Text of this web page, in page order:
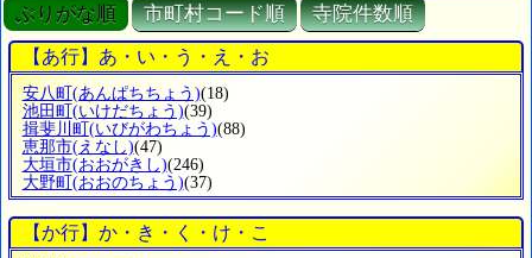
ぶりがな順 市町村コード順 寺院件数順
【あ行】あ・い・う・え・お
安八町 (あんぱちちょう)(18)
池田町 (いけだちょう)(39)
揖斐川町 (いびがわちょう)(88)
恵那市(えなし)(47)
大垣市(おおがきし)(246)
大野町 (おおのちょう)(37)
【か行】か・き・く・け・こ